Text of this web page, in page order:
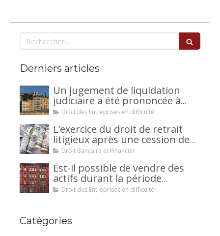
Rechercher
Derniers articles
Un jugement de liquidation
judiciaire a été prononcée à
votre encontre : comment
Droit des Entreprises en difficulté
L’exercice du droit de retrait
litigieux après une cession de
créance : un mécanisme
la caution.
Droit Bancaire et Financier
Est-il possible de vendre des
actifs durant la période
d’observation d’un
Droit des Entreprises en difficulté
Catégories